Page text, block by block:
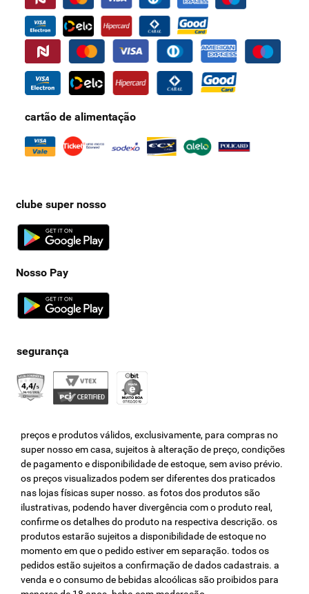
cartão de alimentação
clube super nosso
Nosso Pay
preços e produtos válidos, exclusivamente, para compras no
super nosso em casa, sujeitos à alteração de preço, condições
de pagamento e disponibilidade de estoque, sem aviso prévio.
os preços visualizados podem ser diferentes dos praticados
nas lojas físicas super nosso. as fotos dos produtos são
ilustrativas, podendo haver divergência com o produto real,
confirme os detalhes do produto na respectiva descrição. os
produtos estarão sujeitos a disponibilidade de estoque no
momento em que o pedido estiver em separação. todos os
pedidos estão sujeitos a confirmação de dados cadastrais. a
venda e o consumo de bebidas alcoólicas são proibidos para